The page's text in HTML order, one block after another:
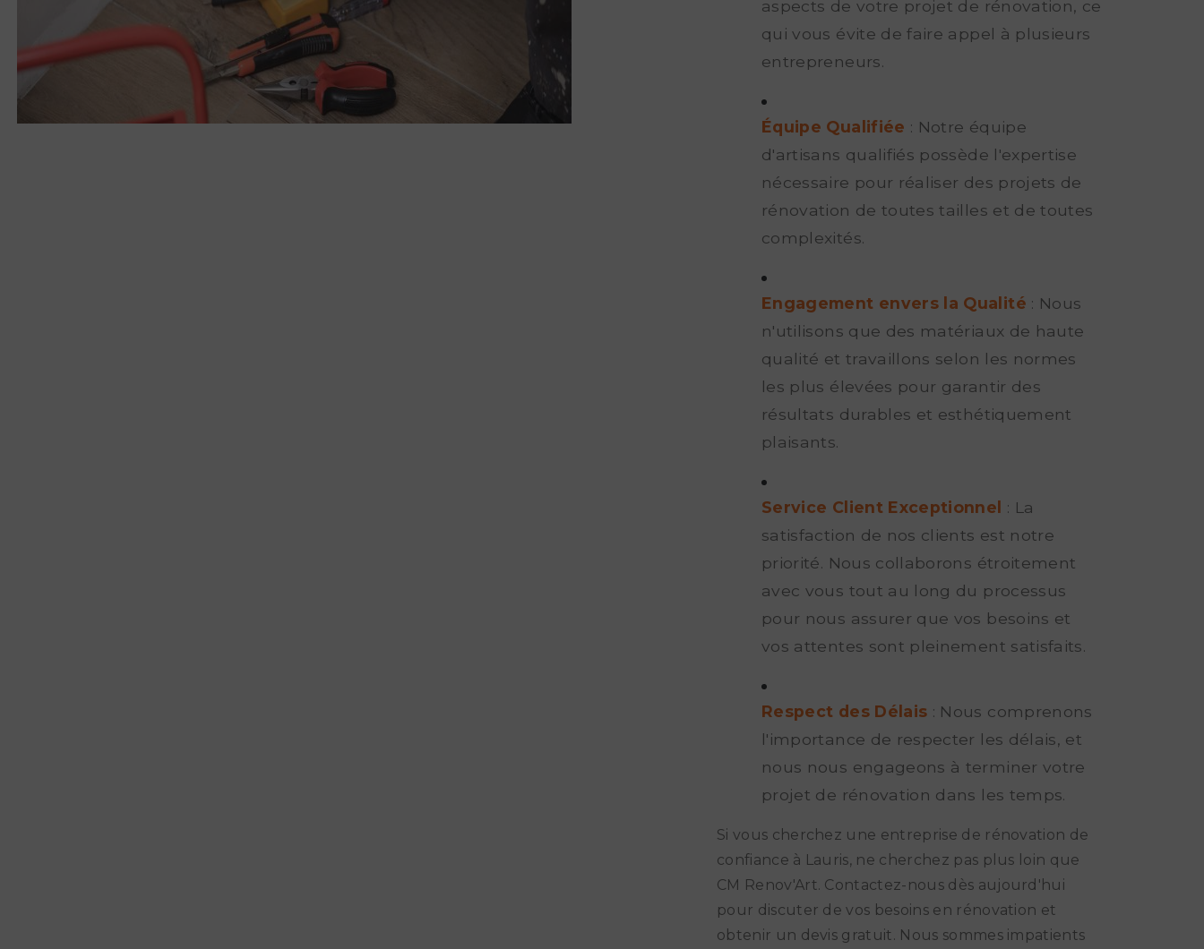
aspects de votre projet de rénovation, ce
qui vous évite de faire appel à plusieurs
entrepreneurs.
Équipe Qualifiée : Notre équipe
d'artisans qualifiés possède l'expertise
nécessaire pour réaliser des projets de
rénovation de toutes tailles et de toutes
complexités.
Engagement envers la Qualité : Nous
n'utilisons que des matériaux de haute
qualité et travaillons selon les normes
les plus élevées pour garantir des
résultats durables et esthétiquement
plaisants.
Service Client Exceptionnel
: La
satisfaction de nos clients est notre
priorité. Nous collaborons étroitement
avec vous tout au long du processus
pour nous assurer que vos besoins et
vos attentes sont pleinement satisfaits.
Respect des Délais : Nous comprenons
l'importance de respecter les délais, et
nous nous engageons à terminer votre
projet de rénovation dans les temps.
Si vous cherchez une entreprise de rénovation de
confiance à Lauris, ne cherchez pas plus loin que
CM Renov'Art. Contactez-nous dès aujourd'hui
pour discuter de vos besoins en rénovation et
obtenir un devis gratuit. Nous sommes impatients